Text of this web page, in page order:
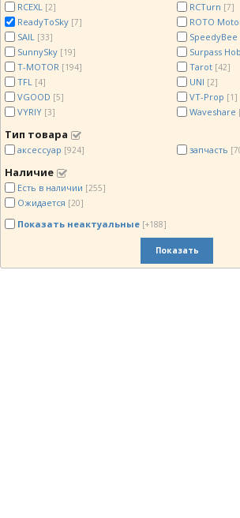
RCEXL [2] RCTurn [7]
ReadyToSky [7] ROTO
SAIL [33] SpeedyBee
SunnySky [19] Surpass
T-MOTOR [194] Tarot [42]
TFL [4] UNI [2]
VGOOD [5] VT-Prop [1]
VYRIY [3] Waveshare
Тип товара
аксессуар [924] запчасть
Наличие
Есть в наличии [255]
Ожидается [20]
Показать неактуальные [+188]
Показать